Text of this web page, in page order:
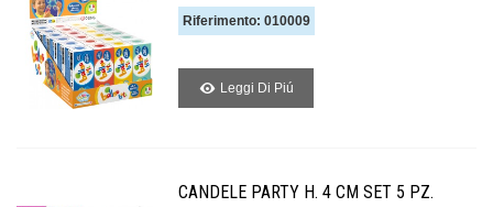
Riferimento: 010009
Leggi Di Piú
CANDELE PARTY H. 4 CM SET 5 PZ.